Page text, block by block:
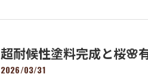
超耐候性塗料完成と桜🌸
2026/03/31